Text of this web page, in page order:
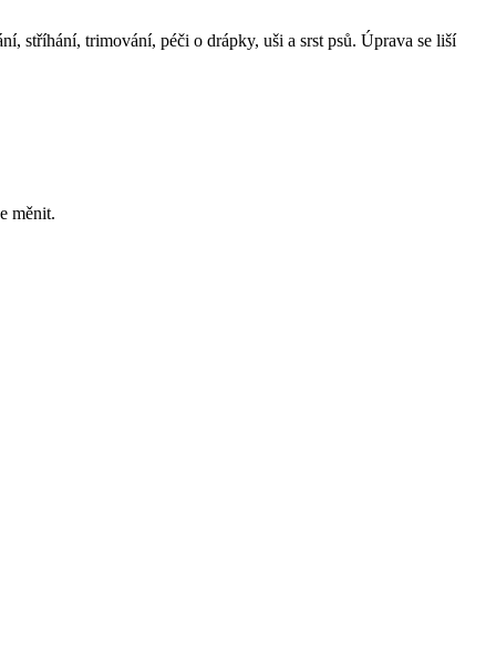
stříhání, trimování, péči o drápky, uši a srst psů. Úprava se liší
měnit.